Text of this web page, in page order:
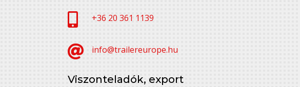
 +36 20 361 1139
 info@trailereurope.hu
Viszonteladók, export